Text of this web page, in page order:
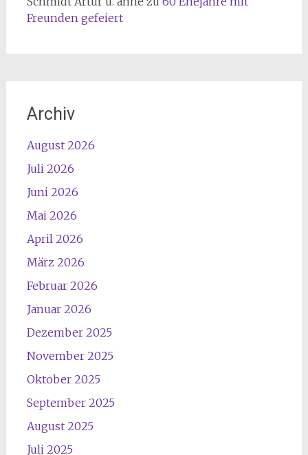
Freunden gefeiert
Archiv
August 2026
Juli 2026
Juni 2026
Mai 2026
April 2026
März 2026
Februar 2026
Januar 2026
Dezember 2025
November 2025
Oktober 2025
September 2025
August 2025
Juli 2025